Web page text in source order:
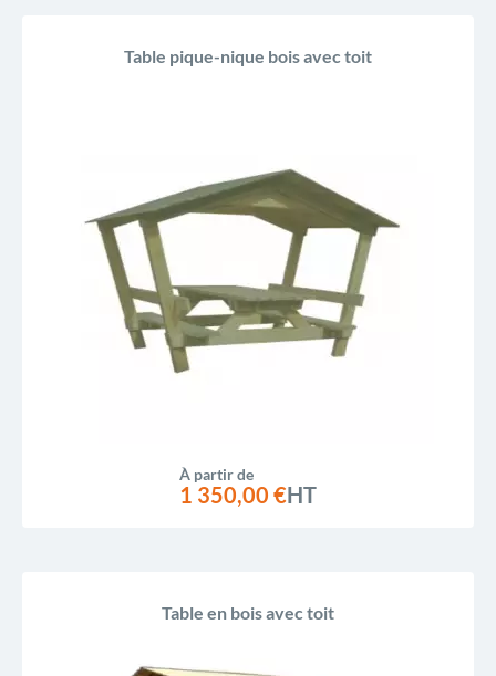
Table pique-nique bois avec toit
À partir de
1 350,00 €HT
Table en bois avec toit